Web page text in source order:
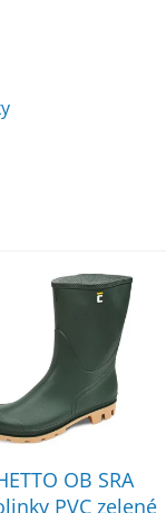
OB SRA
PVC zelené